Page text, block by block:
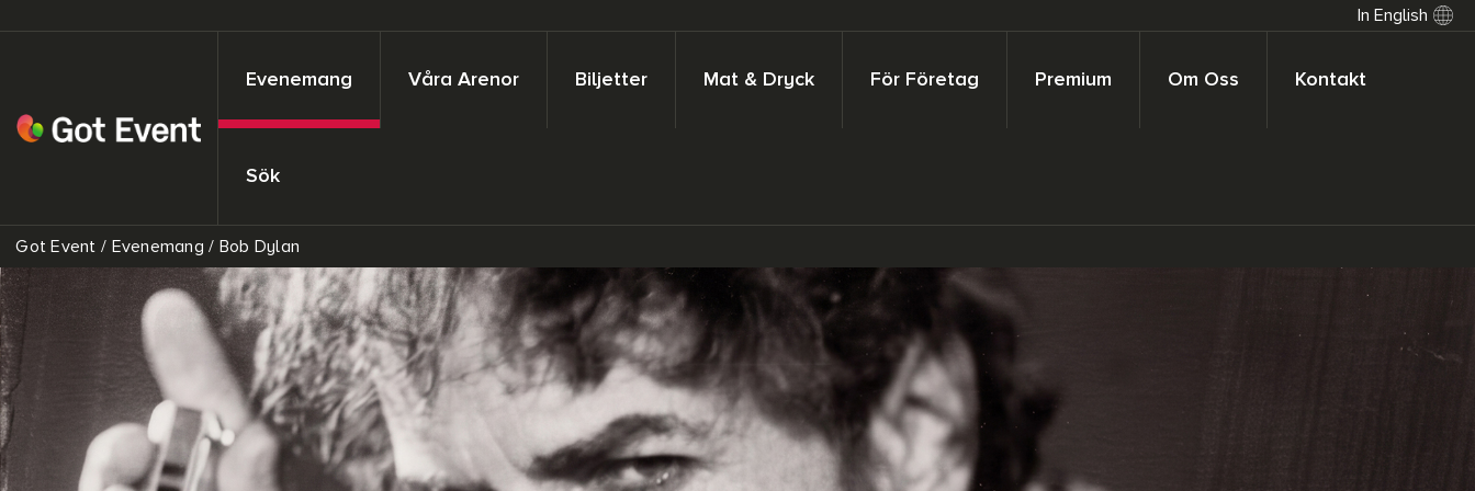
In English
Evenemang Våra Arenor Biljetter Mat & Dryck För Företag Premium Om Oss Kontakt
Sök
Got Event / Evenemang / Bob Dylan